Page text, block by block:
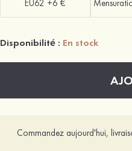
EU62 +6 €
Disponibilité : En stock
Commandez aujourd'hui,